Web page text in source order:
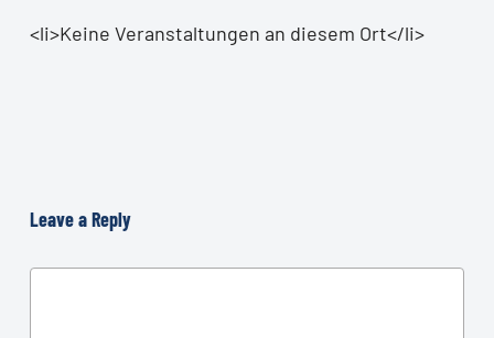
<li>Keine Veranstaltungen an diesem Ort</li>
Leave a Reply